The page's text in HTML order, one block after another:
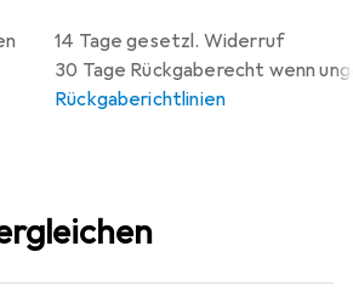
14 Tage gesetzl. Widerruf
30 Tage Rückgaberecht wenn
Rückgaberichtlinien